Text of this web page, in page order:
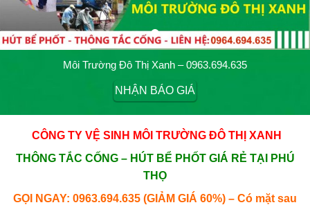
Môi Trường Đô Thị Xanh – 0963.694.635
NHẬN BÁO GIÁ
CÔNG TY VỆ SINH MÔI TRƯỜNG ĐÔ THỊ XANH
THÔNG TẮC CỐNG – HÚT BỂ PHỐT GIÁ RẺ TẠI PHÚ
THỌ
GỌI NGAY: 0963.694.635 (GIẢM GIÁ 60%) – Có mặt sau